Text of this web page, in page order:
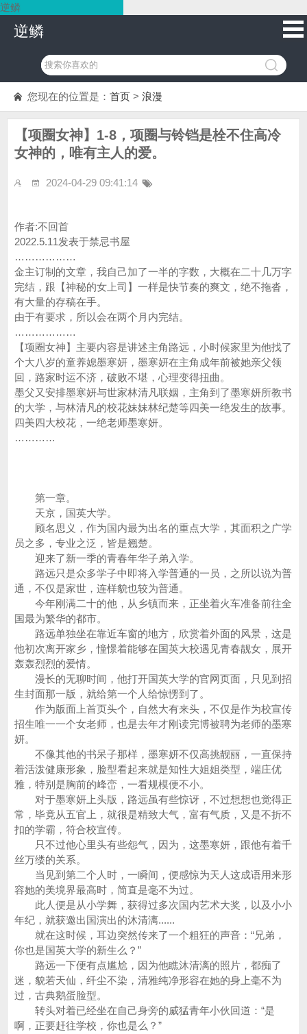
逆鳞
逆鳞
您现在的位置是： 首页 > 浪漫
【项圈女神】1-8，项圈与铃铛是栓不住高冷
女神的，唯有主人的爱。
2024-04-29 09:41:14
作者:不回首
2022.5.11发表于禁忌书屋
………………
金主订制的文章，我自己加了一半的字数，大概在二十几万字
完结，跟【神秘的女上司】一样是快节奏的爽文，绝不拖沓，
有大量的存稿在手。
由于有要求，所以会在两个月内完结。
………………
【项圈女神】主要内容是讲述主角路远，小时候家里为他找了
个大八岁的童养媳墨寒妍，墨寒妍在主角成年前被她亲父领
回，路家时运不济，破败不堪，心理变得扭曲。
墨父又安排墨寒妍与世家林清凡联姻，主角到了墨寒妍所教书
的大学，与林清凡的校花妹妹林纪楚等四美一绝发生的故事。
四美四大校花，一绝老师墨寒妍。
…………
第一章。
天京，国英大学。
顾名思义，作为国内最为出名的重点大学，其面积之广学
员之多，专业之泛，皆是翘楚。
迎来了新一季的青春年华子弟入学。
路远只是众多学子中即将入学普通的一员，之所以说为普
通，不仅是家世，连样貌也较为普通。
今年刚满二十的他，从乡镇而来，正坐着火车准备前往全
国最为繁华的都市。
路远单独坐在靠近车窗的地方，欣赏着外面的风景，这是
他初次离开家乡，憧憬着能够在国英大校遇见青春靓女，展开
轰轰烈烈的爱情。
漫长的无聊时间，他打开国英大学的官网页面，只见到招
生封面那一版，就给第一个人给惊愣到了。
作为版面上首页头个，自然大有来头，不仅是作为校宣传
招生唯一一个女老师，也是去年才刚读完博被聘为老师的墨寒
妍。
不像其他的书呆子那样，墨寒妍不仅高挑靓丽，一直保持
着活泼健康形象，脸型看起来就是知性大姐姐类型，端庄优
雅，特别是胸前的峰峦，一看规模便不小。
对于墨寒妍上头版，路远虽有些惊讶，不过想想也觉得正
常，毕竟从五官上，就很是精致大气，富有气质，又是不折不
扣的学霸，符合校宣传。
只不过他心里头有些怨气，因为，这墨寒妍，跟他有着千
丝万缕的关系。
当见到第二个人时，一瞬间，便感惊为天人这成语用来形
容她的美境界最高时，简直是毫不为过。
此人便是从小学舞，获得过多次国内艺术大奖，以及小小
年纪，就获邀出国演出的沐清漓......
就在这时候，耳边突然传来了一个粗狂的声音：“兄弟，
你也是国英大学的新生么？”
路远一下便有点尴尬，因为他瞧沐清漓的照片，都痴了
迷，貌若天仙，纤尘不染，清雅纯净形容在她的身上毫不为
过，古典鹅蛋脸型。
转头对着已经坐在自己身旁的威猛青年小伙回道：“是
啊，正要赶往学校，你也是么？”